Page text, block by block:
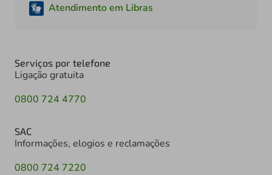
Atendimento em Libras
Serviços por telefone
Ligação gratuita
0800 724 4770
SAC
Informações, elogios e reclamações
0800 724 7220